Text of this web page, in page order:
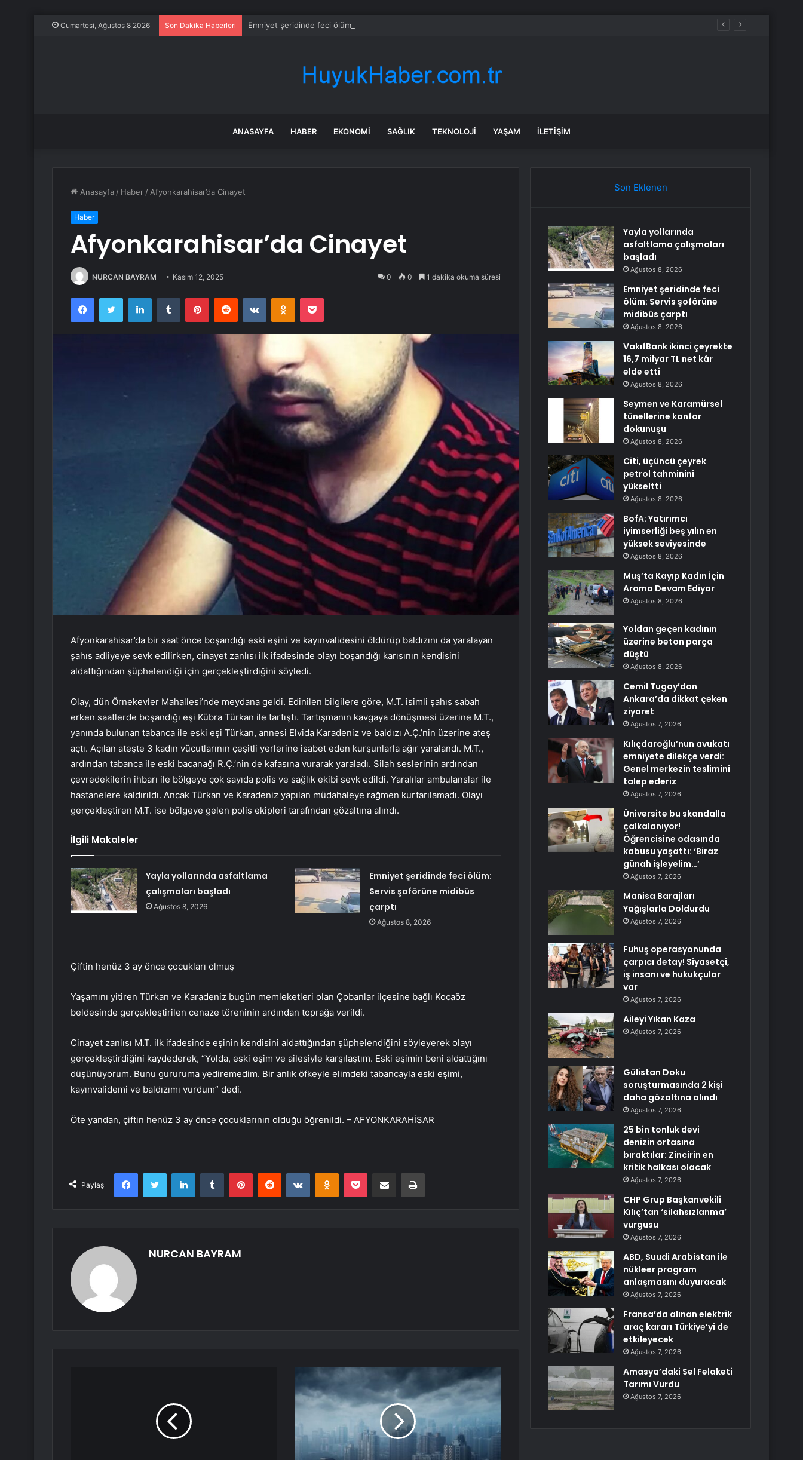
Cumartesi, Ağustos 8 2026 Son Dakika Haberleri Emniyet şeridinde feci ölüm: Servis şoförüne midibüs çarptı
ANASAYFA HABER EKONOMI SAĞLIK TEKNOLOJI YAŞAM İLETIŞIM
Anasayfa / Haber / Afyonkarahisar’da Cinayet
Haber
Afyonkarahisar’da Cinayet
NURCAN BAYRAM Kasım 12, 2025 0 0 1 dakika okuma süresi
FacebookTwitter LinkedInTumblr PinterestReddit VKontakteOdnoklassniki
Pocket
Afyonkarahisar’da bir saat önce boşandığı eski eşini ve kayınvalidesini öldürüp baldızını da yaralayan
şahıs adliyeye sevk edilirken, cinayet zanlısı ilk ifadesinde olayı boşandığı karısının kendisini
aldattığından şüphelendiği için gerçekleştirdiğini söyledi.
Olay, dün Örnekevler Mahallesi’nde meydana geldi. Edinilen bilgilere göre, M.T. isimli şahıs sabah
erken saatlerde boşandığı eşi Kübra Türkan ile tartıştı. Tartışmanın kavgaya dönüşmesi üzerine M.T.,
yanında bulunan tabanca ile eski eşi Türkan, annesi Elvida Karadeniz ve baldızı A.Ç.’nin üzerine ateş
açtı. Açılan ateşte 3 kadın vücutlarının çeşitli yerlerine isabet eden kurşunlarla ağır yaralandı. M.T.,
ardından tabanca ile eski bacanağı R.Ç.’nin de kafasına vurarak yaraladı. Silah seslerinin ardından
çevredekilerin ihbarı ile bölgeye çok sayıda polis ve sağlık ekibi sevk edildi. Yaralılar ambulanslar ile
hastanelere kaldırıldı. Ancak Türkan ve Karadeniz yapılan müdahaleye rağmen kurtarılamadı. Olayı
gerçekleştiren M.T. ise bölgeye gelen polis ekipleri tarafından gözaltına alındı.
İlgili Makaleler
Yayla yollarında asfaltlama
çalışmaları başladı
Ağustos 8, 2026
Emniyet şeridinde feci ölüm:
Servis şoförüne midibüs
çarptı
Ağustos 8, 2026
Çiftin henüz 3 ay önce çocukları olmuş
Yaşamını yitiren Türkan ve Karadeniz bugün memleketleri olan Çobanlar ilçesine bağlı Kocaöz
beldesinde gerçekleştirilen cenaze töreninin ardından toprağa verildi.
Cinayet zanlısı M.T. ilk ifadesinde eşinin kendisini aldattığından şüphelendiğini söyleyerek olayı
gerçekleştirdiğini kaydederek, “Yolda, eski eşim ve ailesiyle karşılaştım. Eski eşimin beni aldattığını
düşünüyorum. Bunu gururuma yediremedim. Bir anlık öfkeyle elimdeki tabancayla eski eşimi,
kayınvalidemi ve baldızımı vurdum” dedi.
Öte yandan, çiftin henüz 3 ay önce çocuklarının olduğu öğrenildi. – AFYONKARAHİSAR
Paylaş
FacebookTwitter LinkedInTumblr PinterestReddit VKontakteOdnoklassniki
Pocket E-Posta ile paylaş Yazdır
NURCAN BAYRAM
Son Eklenen
Yayla yollarında
asfaltlama çalışmaları
başladı
Ağustos 8, 2026
Emniyet şeridinde feci
ölüm: Servis şoförüne
midibüs çarptı
Ağustos 8, 2026
VakıfBank ikinci çeyrekte
16,7 milyar TL net kâr
elde etti
Ağustos 8, 2026
Seymen ve Karamürsel
tünellerine konfor
dokunuşu
Ağustos 8, 2026
Citi, üçüncü çeyrek
petrol tahminini
yükseltti
Ağustos 8, 2026
BofA: Yatırımcı
iyimserliği beş yılın en
yüksek seviyesinde
Ağustos 8, 2026
Muş’ta Kayıp Kadın İçin
Arama Devam Ediyor
Ağustos 8, 2026
Yoldan geçen kadının
üzerine beton parça
düştü
Ağustos 8, 2026
Cemil Tugay’dan
Ankara’da dikkat çeken
ziyaret
Ağustos 7, 2026
Kılıçdaroğlu’nun avukatı
emniyete dilekçe verdi:
Genel merkezin teslimini
talep ederiz
Ağustos 7, 2026
Üniversite bu skandalla
çalkalanıyor!
Öğrencisine odasında
kabusu yaşattı: ‘Biraz
günah işleyelim…’
Ağustos 7, 2026
Manisa Barajları
Yağışlarla Doldurdu
Ağustos 7, 2026
Fuhuş operasyonunda
çarpıcı detay! Siyasetçi,
iş insanı ve hukukçular
var
Ağustos 7, 2026
Aileyi Yıkan Kaza
Ağustos 7, 2026
Gülistan Doku
soruşturmasında 2 kişi
daha gözaltına alındı
Ağustos 7, 2026
25 bin tonluk devi
denizin ortasına
bıraktılar: Zincirin en
kritik halkası olacak
Ağustos 7, 2026
CHP Grup Başkanvekili
Kılıç’tan ‘silahsızlanma’
vurgusu
Ağustos 7, 2026
ABD, Suudi Arabistan ile
nükleer program
anlaşmasını duyuracak
Ağustos 7, 2026
Fransa’da alınan elektrik
araç kararı Türkiye’yi de
etkileyecek
Ağustos 7, 2026
Amasya’daki Sel Felaketi
Tarımı Vurdu
Ağustos 7, 2026